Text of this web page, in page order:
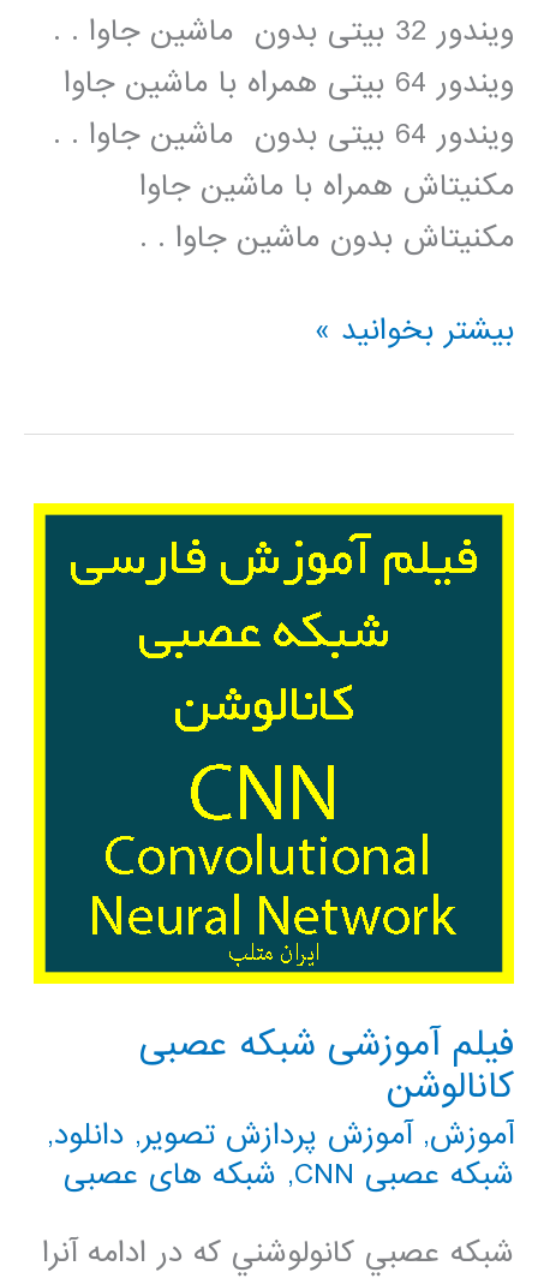
ویندور 32 بیتی بدون ماشین جاوا . .
ویندور 64 بیتی همراه با ماشین جاوا
ویندور 64 بیتی بدون ماشین جاوا . .
مکنیتاش همراه با ماشین جاوا
مکنیتاش بدون ماشین جاوا . .
دانلود
نسخه
افزار
بیشتر بخوانید »
فیلم آموزشی شبکه عصبی
کانالوشن
آموزش,آموزش پردازش تصویر, دانلود,
شبکه عصبی CNN
, شبکه های عصبی
شبکه عصبي کانولوشني که در ادامه آنرا